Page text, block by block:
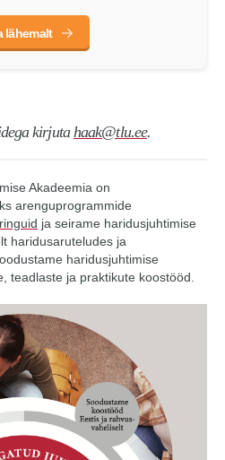
lähemalt
kirjutahaak@tlu.ee.
Akadeemia on
arenguprogrammide
ja seirame haridusjuhtimise
haridusaruteludes ja
haridusjuhtimise
teadlaste ja praktikute koostööd.